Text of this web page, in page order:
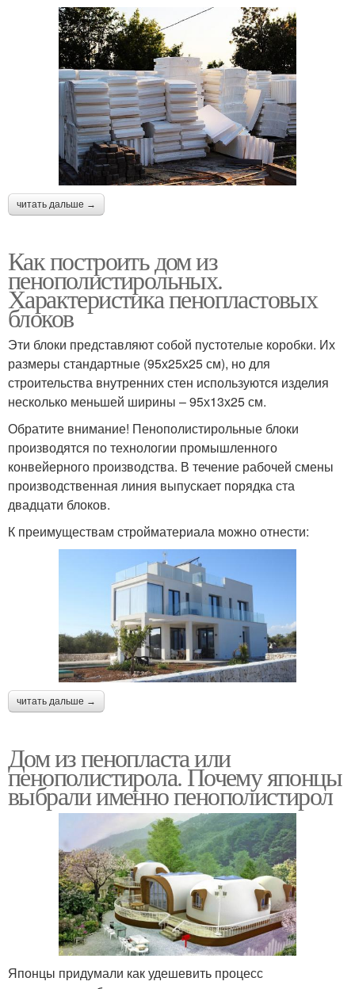
читать дальше →
Как построить дом из
пенополистирольных.
Характеристика пенопластовых
блоков
Эти блоки представляют собой пустотелые коробки. Их
размеры стандартные (95х25х25 см), но для
строительства внутренних стен используются изделия
несколько меньшей ширины – 95х13х25 см.
Обратите внимание! Пенополистирольные блоки
производятся по технологии промышленного
конвейерного производства. В течение рабочей смены
производственная линия выпускает порядка ста
двадцати блоков.
К преимуществам стройматериала можно отнести:
читать дальше →
Дом из пенопласта или
пенополистирола. Почему японцы
выбрали именно пенополистирол
Японцы придумали как удешевить процесс